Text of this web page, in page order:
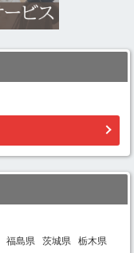
福島県 茨城県
栃木県